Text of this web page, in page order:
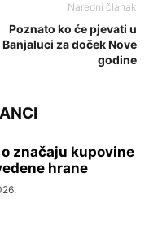
Naredni članak
Poznato ko će pjevati u
Banjaluci za doček Nove
godine
značaju kupovine
hrane